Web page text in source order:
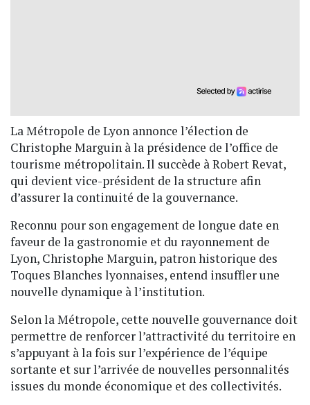
La Métropole de Lyon annonce l’élection de
Christophe Marguin à la présidence de l’office de
tourisme métropolitain. Il succède à Robert Revat,
qui devient vice-président de la structure afin
d’assurer la continuité de la gouvernance.
Reconnu pour son engagement de longue date en
faveur de la gastronomie et du rayonnement de
Lyon, Christophe Marguin, patron historique des
Toques Blanches lyonnaises, entend insuffler une
nouvelle dynamique à l’institution.
Selon la Métropole, cette nouvelle gouvernance doit
permettre de renforcer l’attractivité du territoire en
s’appuyant à la fois sur l’expérience de l’équipe
sortante et sur l’arrivée de nouvelles personnalités
issues du monde économique et des collectivités.